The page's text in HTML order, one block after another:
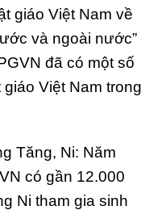
giáo Việt Nam về
và ngoài nước”
đã có một số
Việt Nam trong
Tăng, Ni: Năm
có gần 12.000
Ni tham gia sinh